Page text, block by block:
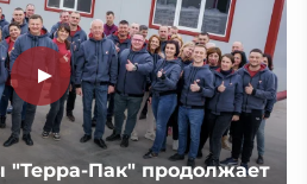
"Терра-Пак" продолжает